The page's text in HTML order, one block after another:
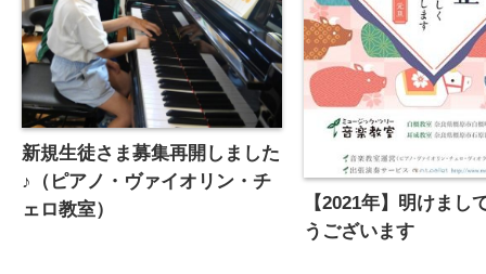
新規生徒さま募集再開しました
♪（ピアノ・ヴァイオリン・チ
ェロ教室）
【2021年】明けまし
うございます